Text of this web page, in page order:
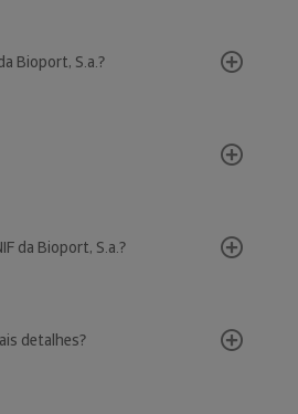
Bioport, S.a.?
da Bioport, S.a.?
detalhes?